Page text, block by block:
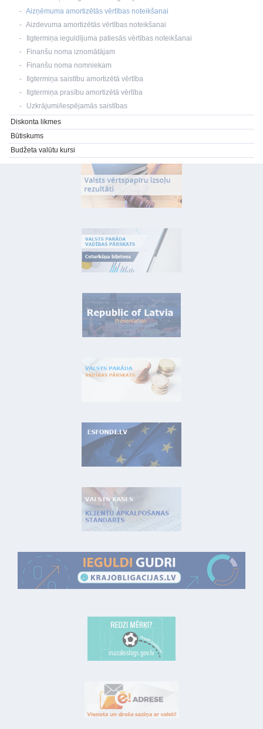
Aizņēmuma amortizētās vērtības noteikšanai
Aizdevuma amortizētās vērtības noteikšanai
Ilgtermiņa ieguldījuma patiesās vērtības noteikšanai
Finanšu noma iznomātājam
Finanšu noma nomniekam
Ilgtermiņa saistību amortizētā vērtība
Ilgtermiņa prasību amortizētā vērtība
Uzkrājumi/iespējamās saistības
Diskonta likmes
Būtiskums
Budžeta valūtu kursi